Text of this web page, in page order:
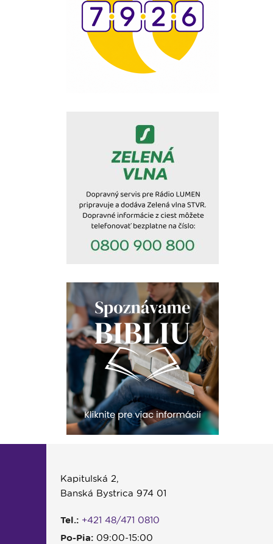
Kapitulská 2,
Banská Bystrica 974 01
Tel.: +421 48/471 0810
Po-Pia:09:00-15:00